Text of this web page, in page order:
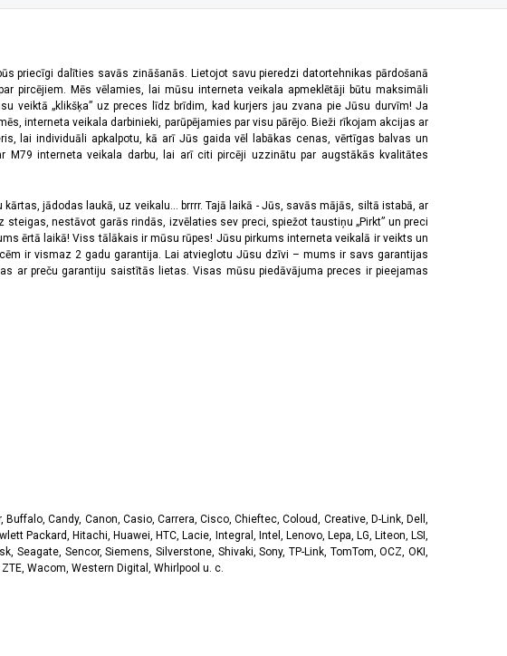
priecīgi dalīties savās zināšanās. Lietojot savu pieredzi datortehnikas pārdošanā
pircējiem. Mēs vēlamies, lai mūsu interneta veikala apmeklētāji būtu maksimāli
veiktā „klikšķa” uz preces līdz brīdim, kad kurjers jau zvana pie Jūsu durvīm! Ja
interneta veikala darbinieki, parūpējamies par visu pārējo. Bieži rīkojam akcijas ar
lai individuāli apkalpotu, kā arī Jūs gaida vēl labākas cenas, vērtīgas balvas un
interneta veikala darbu, lai arī citi pircēji uzzinātu par augstākās kvalitātes
jādodas laukā, uz veikalu... brrrr. Tajā laikā - Jūs, savās mājās, siltā istabā, ar
nestāvot garās rindās, izvēlaties sev preci, spiežot taustiņu „Pirkt” un preci
ērtā laikā! Viss tālākais ir mūsu rūpes! Jūsu pirkums interneta veikalā ir veikts un
ir vismaz 2 gadu garantija. Lai atvieglotu Jūsu dzīvi – mums ir savs garantijas
ar preču garantiju saistītās lietas. Visas mūsu piedāvājuma preces ir pieejamas
Candy, Canon, Casio, Carrera, Cisco, Chieftec, Coloud, Creative, D-Link, Dell,
Packard, Hitachi, Huawei, HTC, Lacie, Integral, Intel, Lenovo, Lepa, LG, Liteon, LSI,
Sencor, Siemens, Silverstone, Shivaki, Sony, TP-Link, TomTom, OCZ, OKI,
Wacom, Western Digital, Whirlpool u. c.